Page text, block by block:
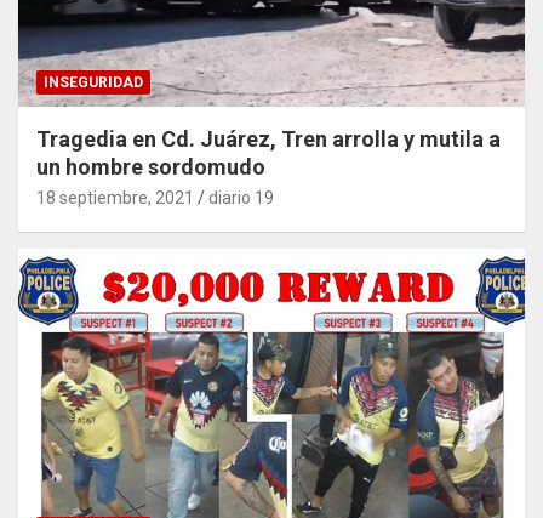
INSEGURIDAD
Tragedia en Cd. Juárez, Tren arrolla y mutila a
un hombre sordomudo
18 septiembre, 2021 diario 19